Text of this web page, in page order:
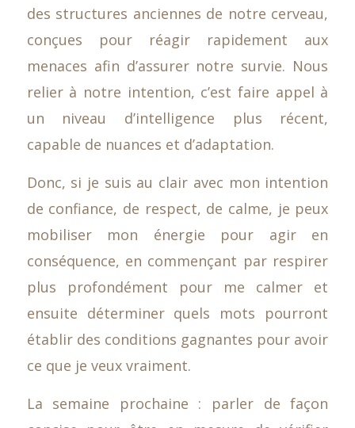
des structures anciennes de notre cerveau,
conçues pour réagir rapidement aux
menaces afin d’assurer notre survie. Nous
relier à notre intention, c’est faire appel à
un niveau d’intelligence plus récent,
capable de nuances et d’adaptation.
Donc, si je suis au clair avec mon intention
de confiance, de respect, de calme, je peux
mobiliser mon énergie pour agir en
conséquence, en commençant par respirer
plus profondément pour me calmer et
ensuite déterminer quels mots pourront
établir des conditions gagnantes pour avoir
ce que je veux vraiment.
La semaine prochaine : parler de façon